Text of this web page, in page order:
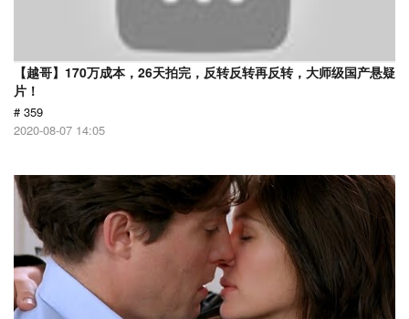
【越哥】170万成本，26天拍完，反转反转再反转，大师级国产悬疑
片！
# 359
2020-08-07 14:05